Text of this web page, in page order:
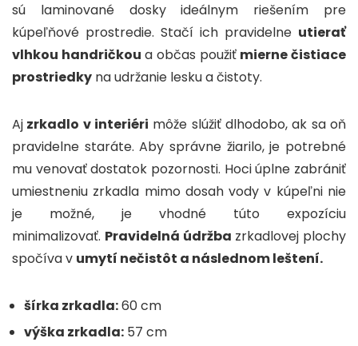
sú laminované dosky ideálnym riešením pre
kúpeľňové prostredie. Stačí ich pravidelne utierať
vlhkou handričkou a občas použiť mierne čistiace
prostriedky na udržanie lesku a čistoty.
Aj zrkadlo v interiéri môže slúžiť dlhodobo, ak sa oň
pravidelne staráte. Aby správne žiarilo, je potrebné
mu venovať dostatok pozornosti. Hoci úplne zabrániť
umiestneniu zrkadla mimo dosah vody v kúpeľni nie
je možné, je vhodné túto expozíciu
minimalizovať. Pravidelná údržba zrkadlovej plochy
spočíva v umytí nečistôt a následnom leštení.
šírka zrkadla:60 cm
výška zrkadla: 57 cm